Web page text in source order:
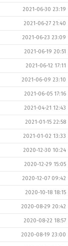
2021-06-30 23:19
2021-06-27 21:40
2021-06-23 23:09
2021-06-19 20:51
2021-06-12 17:11
2021-06-09 23:10
2021-06-05 17:16
2021-04-21 12:43
2021-01-15 22:58
2021-01-02 13:33
2020-12-30 10:24
2020-12-29 15:05
2020-12-07 09:42
2020-10-18 18:15
2020-08-29 20:42
2020-08-22 18:57
2020-08-19 23:00